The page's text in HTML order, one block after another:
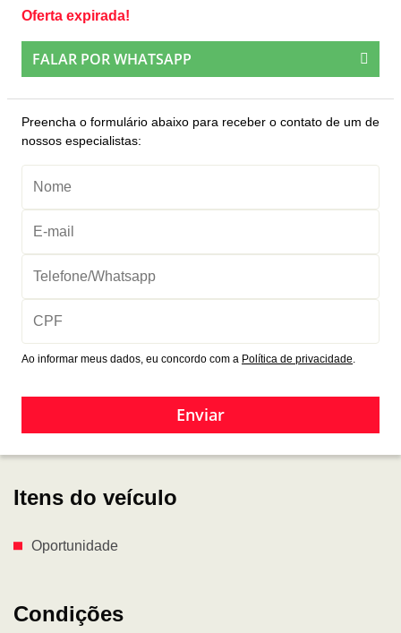
Itens do veículo
Oportunidade
Condições
Oferta expirada!
FALAR POR WHATSAPP
Preencha o formulário abaixo para receber o contato de um de
nossos especialistas:
Ao informar meus dados, eu concordo com a Política de privacidade
Enviar